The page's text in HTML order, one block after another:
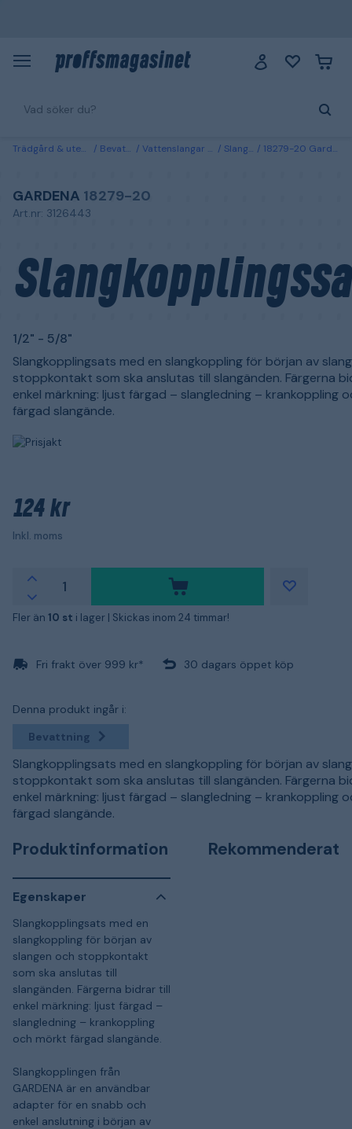
Trädgård & utemiljö Bevattning Vattenslangar & kopplingar Slangkopplingar 18279-20 Gardena Slangkopplingssats 1/2" - 5/8"
GARDENA 18279-20
Art.nr: 3126443
1/2" - 5/8"
Slangkopplingsats med en slangkoppling för början av
stoppkontakt som ska anslutas till slangänden. Färgerna
enkel märkning: ljust färgad – slangledning – krankoppling
färgad slangände.
124 kr
Inkl. moms
Fler än 10 st i lager | Skickas inom 24 timmar!
Fri frakt över 999 kr* 30 dagars öppet köp
Denna produkt ingår i:
Bevattning
Slangkopplingsats med en slangkoppling för början av
stoppkontakt som ska anslutas till slangänden. Färgerna
enkel märkning: ljust färgad – slangledning – krankoppling
färgad slangände.
Produktinformation
Egenskaper
Slangkopplingsats med en
slangkoppling för början av
slangen och stoppkontakt
som ska anslutas till
slangänden. Färgerna bidrar till
enkel märkning: ljust färgad –
slangledning – krankoppling
och mörkt färgad slangände.
Slangkopplingen från
GARDENA är en användbar
adapter för en snabb och
enkel anslutning i början av
Rekommenderat